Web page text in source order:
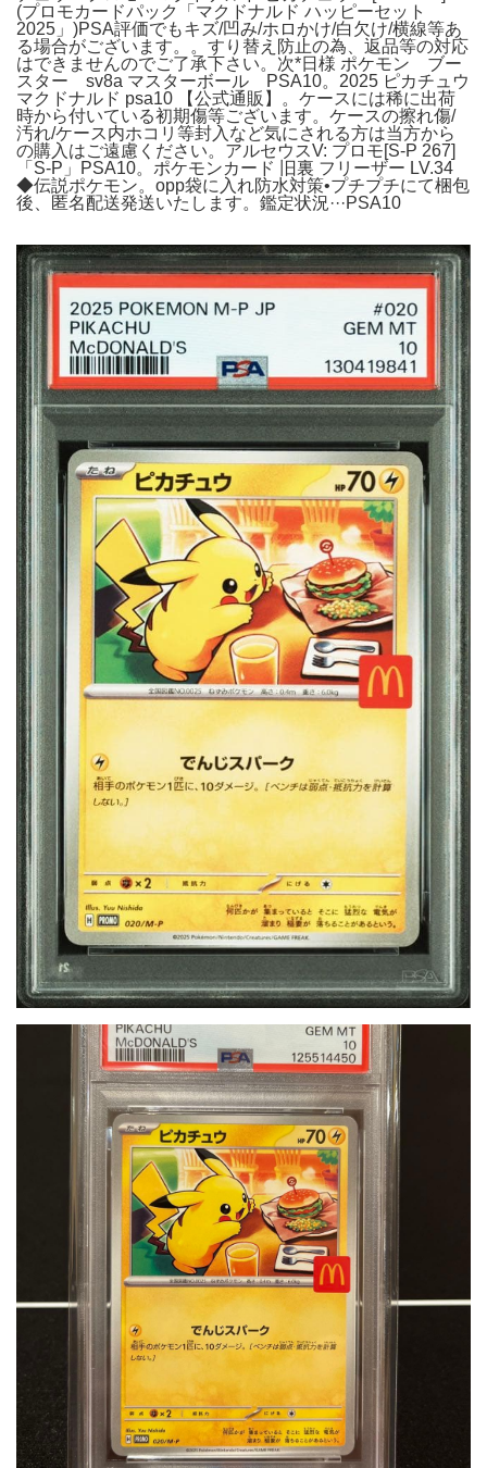
(プロモカードパック「マクドナルド ハッピーセット
2025」)PSA評価でもキズ/凹み/ホロかけ/白欠け/横線等あ
る場合がございます。。すり替え防止の為、返品等の対応
はできませんのでご了承下さい。次*日様 ポケモン ブー
スター sv8a マスターボール PSA10。2025 ピカチュウ
マクドナルド psa10 【公式通販】。ケースには稀に出荷
時から付いている初期傷等ございます。ケースの擦れ傷/
汚れ/ケース内ホコリ等封入など気にされる方は当方から
の購入はご遠慮ください。アルセウスV: プロモ[S-P 267]
「S-P」PSA10。ポケモンカード 旧裏 フリーザー LV.34
◆伝説ポケモン。opp袋に入れ防水対策•プチプチにて梱包
後、匿名配送発送いたします。鑑定状況···PSA10